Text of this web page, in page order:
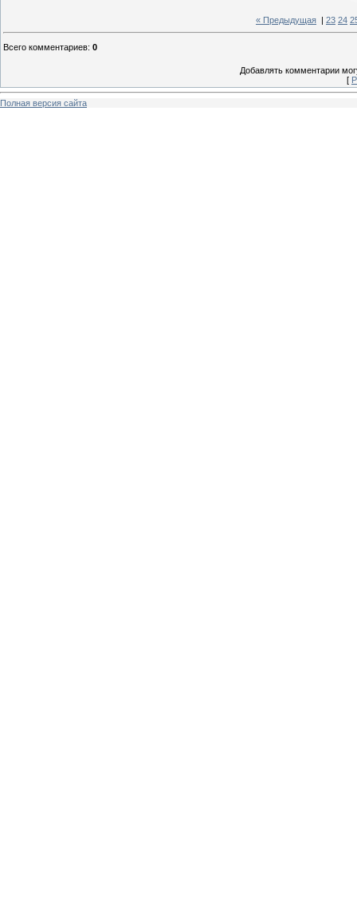
« Предыдущая 23 24
Всего комментариев: 0
Добавлять комментарии
[
Полная версия сайта